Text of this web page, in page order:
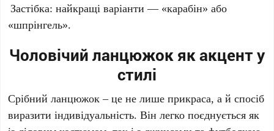
Застібка: найкращі варіанти — «карабін» або
«шпрінгель».
Чоловічий ланцюжок як акцент у
стилі
Срібний ланцюжок – це не лише прикраса, а й спосіб
виразити індивідуальність. Він легко поєднується як